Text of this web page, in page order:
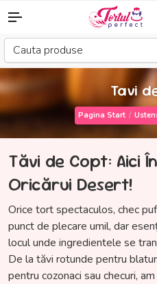
Tavi
Pagina Start
Tăvi de Copt: Aici
Oricărui Desert!
Orice tort spectaculos, chec
punct de plecare umil, dar
locul unde ingredientele se
De la tăvi rotunde pentru
pentru cozonaci sau checuri,